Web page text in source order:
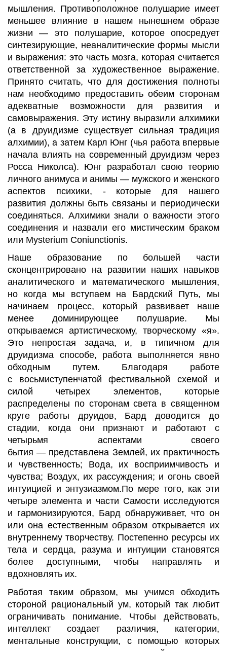
мышления. Противоположное полушарие имеет
меньшее влияние в нашем нынешнем образе
жизни— это полушарие, которое опосредует
синтезирующие, неаналитические формы мысли
и выражения: это часть мозга, которая считается
ответственной за художественное выражение.
Принято считать, что для достижения полноты
нам необходимо предоставить обеим сторонам
адекватные возможности для развития и
самовыражения. Эту истину выразили алхимики
(а в друидизме существует сильная традиция
алхимии), а затем Карл Юнг (чья работа впервые
начала влиять на современный друидизм через
Росса Николса). Юнг разработал свою теорию
личного анимуса и анимы — мужского и женского
аспектов психики, - которые для нашего
развития должны быть связаны и периодически
соединяться. Алхимики знали о важности этого
соединения и назвали его мистическим браком
или Mysterium Coniunctionis.
Наше образование по большей части
сконцентрировано на развитии наших навыков
аналитического и математического мышления,
но когда мы вступаем на Бардский Путь, мы
начинаем процесс, который развивает наше
менее доминирующее полушарие. Мы
открываемся артистическому, творческому «я».
Это непростая задача, и, в типичном для
друидизма способе, работа выполняется явно
обходным путем. Благодаря работе
с восьмиступенчатой
фестивальной схемой и
силой четырех элементов, которые
распределены по сторонам света в священном
круге работы друидов, Бард доводится до
стадии, когда они признают и работают с
четырьмя аспектами своего
бытия— представлена Землей, их практичность
и чувственность; Вода, их восприимчивость и
чувства; Воздух, их рассуждения; и огонь своей
интуицией и энтузиазмом.По мере того, как эти
четыре элемента и части Самости исследуются
и гармонизируются, Бард обнаруживает, что он
или она естественным образом открывается их
внутреннему творчеству. Постепенно ресурсы их
тела и сердца, разума и интуиции становятся
более доступными, чтобы направлять и
вдохновлять их.
Работая таким образом, мы учимся обходить
стороной рациональный ум, который так любит
ограничивать понимание. Чтобы действовать,
интеллект создает различия, категории,
ментальные конструкции, с помощью которых